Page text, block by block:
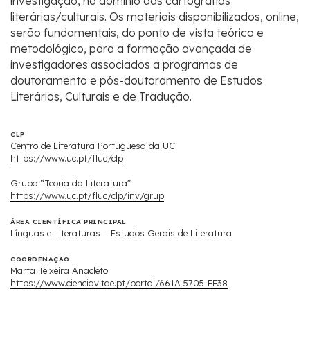
CLP
Centro de Literatura Portuguesa da UC
https://www.uc.pt/fluc/clp
Grupo “Teoria da Literatura”
https://www.uc.pt/fluc/clp/inv/grup
ÁREA CIENTÍFICA PRINCIPAL
Línguas e Literaturas – Estudos Gerais de Literatura
COORDENAÇÃO
Marta Teixeira Anacleto
https://www.cienciavitae.pt/portal/661A-5705-FF38
literárias/culturais. Os materiais disponibilizados, online,
serão fundamentais, do ponto de vista teórico e
metodológico, para a formação avançada de
investigadores associados a programas de
doutoramento e pós-doutoramento de Estudos
Literários, Culturais e de Tradução.